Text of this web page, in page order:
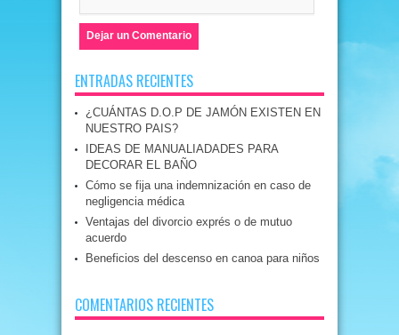
ENTRADAS RECIENTES
¿CUÁNTAS D.O.P DE JAMÓN EXISTEN EN
NUESTRO PAIS?
IDEAS DE MANUALIADADES PARA
DECORAR EL BAÑO
Cómo se fija una indemnización en caso de
negligencia médica
Ventajas del divorcio exprés o de mutuo
acuerdo
Beneficios del descenso en canoa para niños
COMENTARIOS RECIENTES